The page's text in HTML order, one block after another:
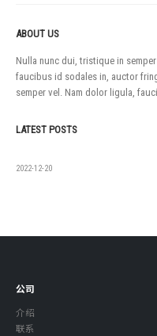
ABOUT US
Nulla nunc dui, tristique in
faucibus id sodales in, auctor
semper vel. Nam dolor ligula,
LATEST POSTS
2022-12-20
公司
介绍
联系